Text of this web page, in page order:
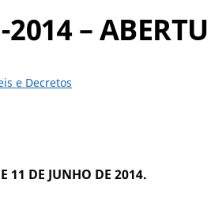
–
e Decretos
11 DE JUNHO DE 2014.